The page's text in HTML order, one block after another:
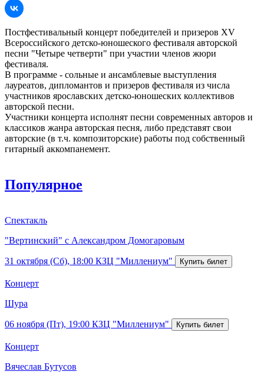
Постфестивальный концерт победителей и призеров XV
Всероссийского детско-юношеского фестиваля авторской
песни "Четыре четверти" при участии членов жюри
фестиваля.
В программе - сольные и ансамблевые выступления
лауреатов, дипломантов и призеров фестиваля из числа
участников ярославских детско-юношеских коллективов
авторской песни.
Участники концерта исполнят песни современных авторов и
классиков жанра авторская песня, либо представят свои
авторские (в т.ч. композиторские) работы под собственный
гитарный аккомпанемент.
Популярное
Спектакль
"Вертинский" с Александром Домогаровым
31 октября (Сб), 18:00 КЗЦ "Миллениум"
Концерт
Шура
06 ноября (Пт), 19:00 КЗЦ "Миллениум"
Концерт
Вячеслав Бутусов